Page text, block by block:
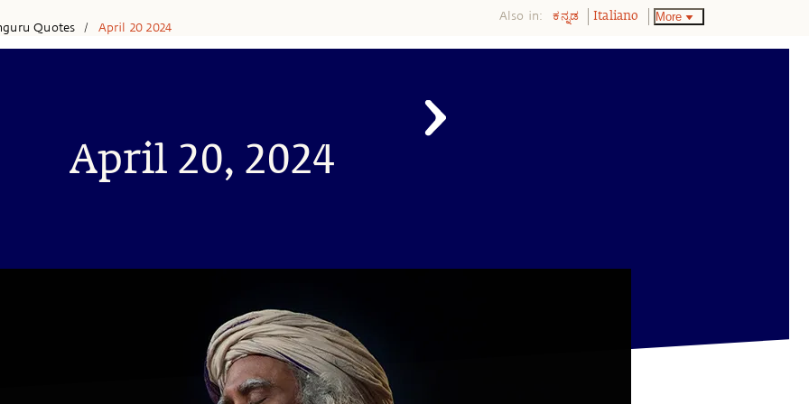
Quotes / April 20 2024
Also in: ಕನ್ನಡ Italiano More
April 20, 2024